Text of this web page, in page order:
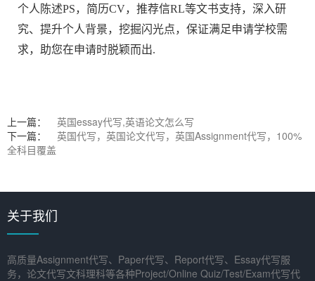
个人陈述PS，简历CV，推荐信RL等文书支持，深入研
究、提升个人背景，挖掘闪光点，保证满足申请学校需
求，助您在申请时脱颖而出.
上一篇：
英国essay代写,英语论文怎么写
下一篇：
英国代写，英国论文代写，英国Assignment代写，100%
全科目覆盖
关于我们
高质量Assignment代写、Paper代写、Report代写、Essay代写服
务，论文代写文科理科等各种Project/Online Quiz/Test/Exam代写代